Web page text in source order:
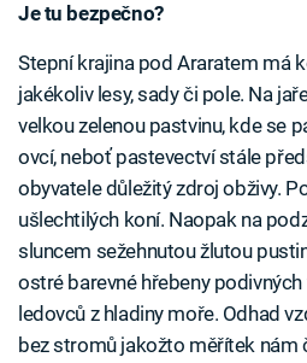
Je tu bezpečno?
Stepní krajina pod Araratem má
jakékoliv lesy, sady či pole. Na
velkou zelenou pastvinu, kde se
ovcí, neboť pastevectví stále
obyvatele důležitý zdroj obživy.
ušlechtilých koní. Naopak na
sluncem sežehnutou žlutou
ostré barevné hřebeny
ledovců z hladiny moře. Odhad
bez stromů jakožto měřítek nám